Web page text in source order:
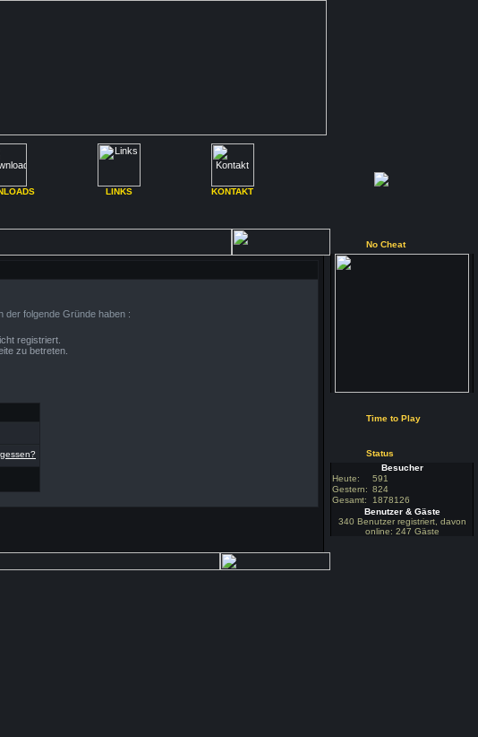
LINKS KONTAKT
der folgende Gründe haben :
registriert.
zu betreten.
No Cheat
Time to Play
Status
Besucher
Heute:
591
Gestern: 824
Gesamt:
1878126
Benutzer & Gäste
340 Benutzer registriert, davon
online: 247 Gäste